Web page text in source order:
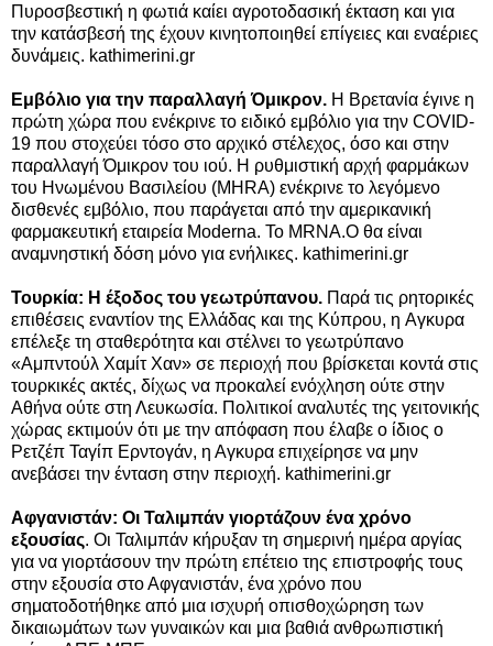
Πυροσβεστική η φωτιά καίει αγροτοδασική έκταση και για
την κατάσβεσή της έχουν κινητοποιηθεί επίγειες και εναέριες
δυνάμεις. kathimerini.gr
Εμβόλιο για την παραλλαγή Όμικρον. Η Βρετανία έγινε η
πρώτη χώρα που ενέκρινε το ειδικό εμβόλιο για την COVID-
19 που στοχεύει τόσο στο αρχικό στέλεχος, όσο και στην
παραλλαγή Όμικρον του ιού. Η ρυθμιστική αρχή φαρμάκων
του Ηνωμένου Βασιλείου (MHRA) ενέκρινε το λεγόμενο
δισθενές εμβόλιο, που παράγεται από την αμερικανική
φαρμακευτική εταιρεία Moderna. Το MRNA.O θα είναι
αναμνηστική δόση μόνο για ενήλικες. kathimerini.gr
Τουρκία: Η έξοδος του γεωτρύπανου. Παρά τις ρητορικές
επιθέσεις εναντίον της Ελλάδας και της Κύπρου, η Aγκυρα
επέλεξε τη σταθερότητα και στέλνει το γεωτρύπανο
«Αμπντούλ Χαμίτ Χαν» σε περιοχή που βρίσκεται κοντά στις
τουρκικές ακτές, δίχως να προκαλεί ενόχληση ούτε στην
Αθήνα ούτε στη Λευκωσία. Πολιτικοί αναλυτές της γειτονικής
χώρας εκτιμούν ότι με την απόφαση που έλαβε ο ίδιος ο
Ρετζέπ Ταγίπ Ερντογάν, η Αγκυρα επιχείρησε να μην
ανεβάσει την ένταση στην περιοχή. kathimerini.gr
Αφγανιστάν: Οι Ταλιμπάν γιορτάζουν ένα χρόνο
εξουσίας. Οι Ταλιμπάν κήρυξαν τη σημερινή ημέρα αργίας
για να γιορτάσουν την πρώτη επέτειο της επιστροφής τους
στην εξουσία στο Αφγανιστάν, ένα χρόνο που
σηματοδοτήθηκε από μια ισχυρή οπισθοχώρηση των
δικαιωμάτων των γυναικών και μια βαθιά ανθρωπιστική